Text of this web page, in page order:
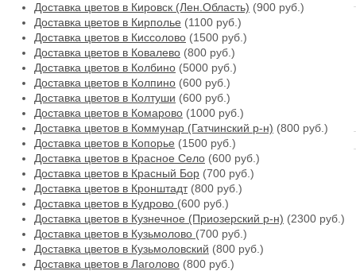
Доставка цветов в Кировск (Лен.Область) (900 руб.)
Доставка цветов в Кирполье (1100 руб.)
Доставка цветов в Киссолово (1500 руб.)
Доставка цветов в Ковалево (800 руб.)
Доставка цветов в Колбино (5000 руб.)
Доставка цветов в Колпино (600 руб.)
Доставка цветов в Колтуши (600 руб.)
Доставка цветов в Комарово (1000 руб.)
Доставка цветов в Коммунар (Гатчинский р-н) (800 руб.)
Доставка цветов в Копорье (1500 руб.)
Доставка цветов в Красное Село (600 руб.)
Доставка цветов в Красный Бор (700 руб.)
Доставка цветов в Кронштадт(800 руб.)
Доставка цветов в Кудрово (600 руб.)
Доставка цветов в Кузнечное (Приозерский р-н) (2300 руб.)
Доставка цветов в Кузьмолово (700 руб.)
Доставка цветов в Кузьмоловский (800 руб.)
Доставка цветов в Лаголово (800 руб.)